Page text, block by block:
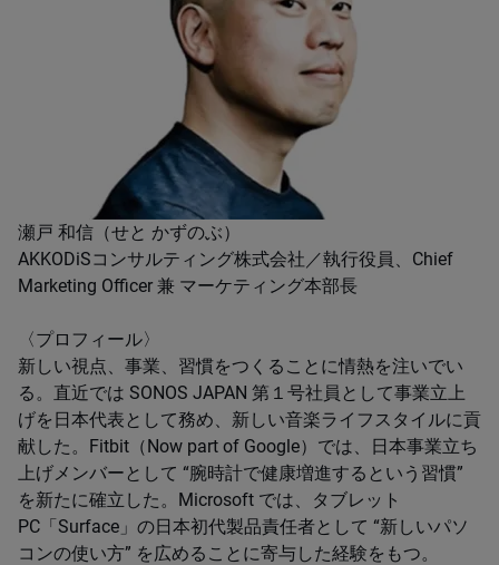
瀬戸 和信（せと かずのぶ）
AKKODiSコンサルティング株式会社／執行役員、Chief
Marketing Officer 兼 マーケティング本部長
〈プロフィール〉
新しい視点、事業、習慣をつくることに情熱を注いでい
る。直近では SONOS JAPAN 第１号社員として事業立上
げを日本代表として務め、新しい音楽ライフスタイルに貢
献した。Fitbit（Now part of Google）では、日本事業立ち
上げメンバーとして “腕時計で健康増進するという習慣”
を新たに確立した。Microsoft では、タブレット
PC「Surface」の日本初代製品責任者として “新しいパソ
コンの使い方” を広めることに寄与した経験をもつ。